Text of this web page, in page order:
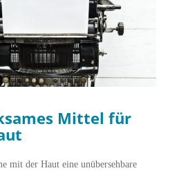
Mittel für
mit der Haut eine unübersehbare